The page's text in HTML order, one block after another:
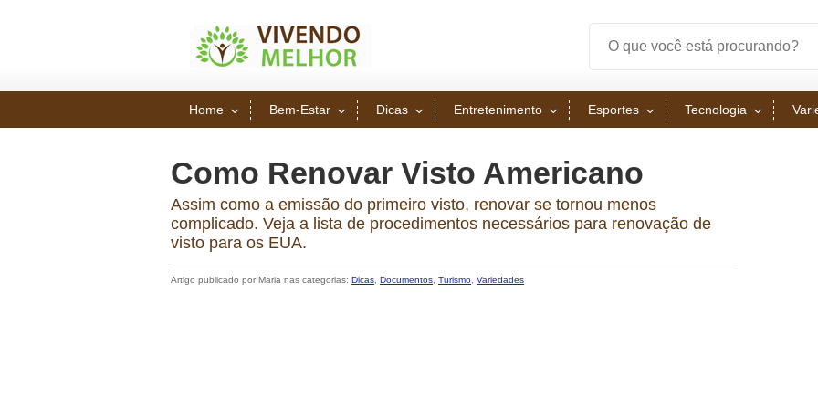
Home Bem-Estar Dicas Entretenimento Esportes Tecnologia
Como Renovar Visto Americano
Assim como a emissão do primeiro visto, renovar se tornou menos
complicado. Veja a lista de procedimentos necessários para renovação de
visto para os EUA.
Artigo publicado por Maria nas categorias: Dicas Documentos Turismo Variedades